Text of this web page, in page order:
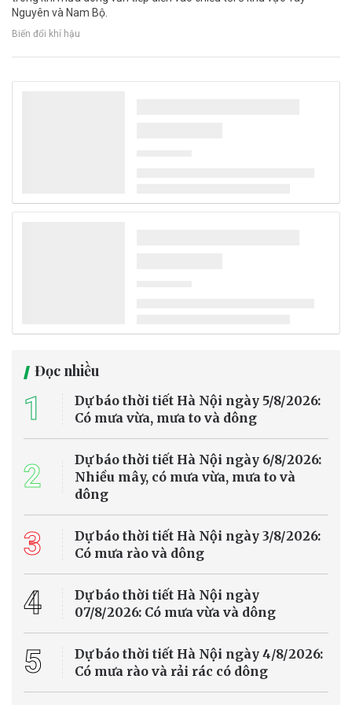
Nguyên và Nam Bộ.
Biến đổi khí hậu
Đọc nhiều
1
Dự báo thời tiết Hà Nội ngày 5/8/2026:
Có mưa vừa, mưa to và dông
2
Dự báo thời tiết Hà Nội ngày 6/8/2026:
Nhiều mây, có mưa vừa, mưa to và
dông
3
Dự báo thời tiết Hà Nội ngày 3/8/2026:
Có mưa rào và dông
4
Dự báo thời tiết Hà Nội ngày
07/8/2026: Có mưa vừa và dông
5
Dự báo thời tiết Hà Nội ngày 4/8/2026:
Có mưa rào và rải rác có dông